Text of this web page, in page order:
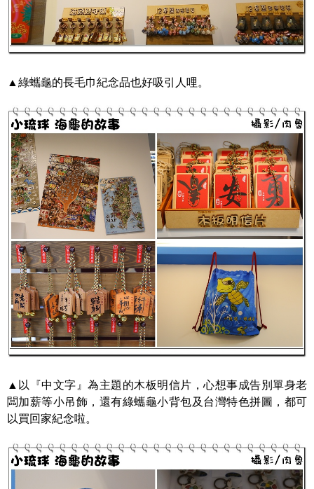
▲綠蠵龜的長毛巾紀念品也好吸引人哩。
▲以『中文字』為主題的木板明信片，心想事成告別單身老
闆加薪等小吊飾，還有綠蠵龜小背包及台灣特色拼圖，都可
以買回家紀念啦。